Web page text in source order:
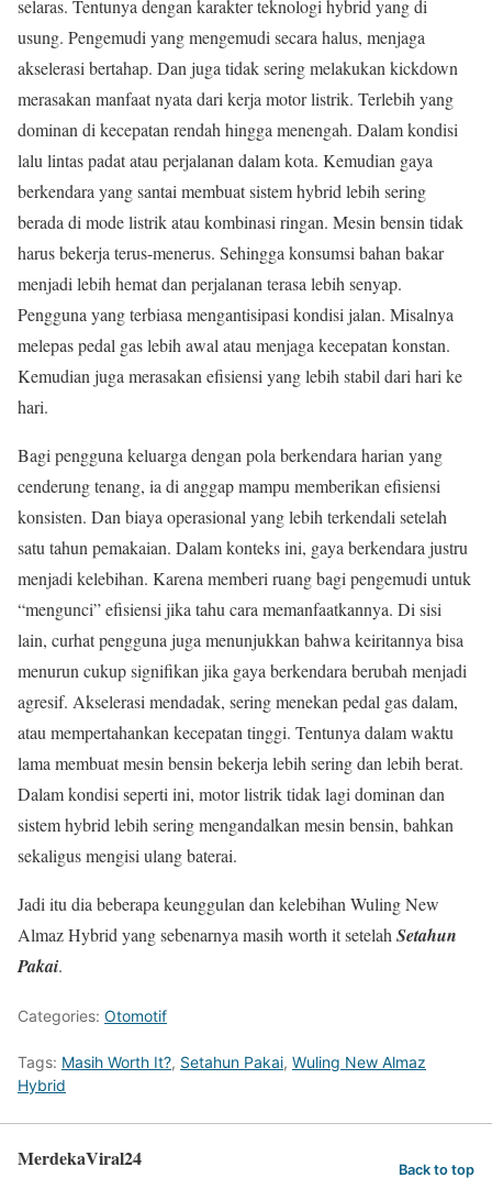
selaras. Tentunya dengan karakter teknologi hybrid yang di
usung. Pengemudi yang mengemudi secara halus, menjaga
akselerasi bertahap. Dan juga tidak sering melakukan kickdown
merasakan manfaat nyata dari kerja motor listrik. Terlebih yang
dominan di kecepatan rendah hingga menengah. Dalam kondisi
lalu lintas padat atau perjalanan dalam kota. Kemudian gaya
berkendara yang santai membuat sistem hybrid lebih sering
berada di mode listrik atau kombinasi ringan. Mesin bensin tidak
harus bekerja terus-menerus. Sehingga konsumsi bahan bakar
menjadi lebih hemat dan perjalanan terasa lebih senyap.
Pengguna yang terbiasa mengantisipasi kondisi jalan. Misalnya
melepas pedal gas lebih awal atau menjaga kecepatan konstan.
Kemudian juga merasakan efisiensi yang lebih stabil dari hari ke
hari.
Bagi pengguna keluarga dengan pola berkendara harian yang
cenderung tenang, ia di anggap mampu memberikan efisiensi
konsisten. Dan biaya operasional yang lebih terkendali setelah
satu tahun pemakaian. Dalam konteks ini, gaya berkendara justru
menjadi kelebihan. Karena memberi ruang bagi pengemudi untuk
“mengunci” efisiensi jika tahu cara memanfaatkannya. Di sisi
lain, curhat pengguna juga menunjukkan bahwa keiritannya bisa
menurun cukup signifikan jika gaya berkendara berubah menjadi
agresif. Akselerasi mendadak, sering menekan pedal gas dalam,
atau mempertahankan kecepatan tinggi. Tentunya dalam waktu
lama membuat mesin bensin bekerja lebih sering dan lebih berat.
Dalam kondisi seperti ini, motor listrik tidak lagi dominan dan
sistem hybrid lebih sering mengandalkan mesin bensin, bahkan
sekaligus mengisi ulang baterai.
Jadi itu dia beberapa keunggulan dan kelebihan Wuling New
Almaz Hybrid yang sebenarnya masih worth it setelah Setahun
Pakai.
Categories: Otomotif
Tags: Masih Worth It?, Setahun Pakai, Wuling New Almaz
Hybrid
MerdekaViral24 Back to top